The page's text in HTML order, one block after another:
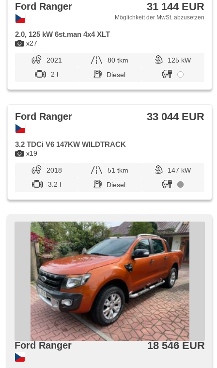
x27
Ford Ranger 31 144 EUR
Möglichkeit der MwSt. abzusetzen
2.0, 125 kW 6st.man 4x4 XLT
2021 80 tkm
125 kW
2 l
Diesel
x19
Ford Ranger 33 044 EUR
3.2 TDCi V6 147KW WILDTRACK
2018 51 tkm
147 kW
3.2 l
Diesel
Ford Ranger 18 546 EUR